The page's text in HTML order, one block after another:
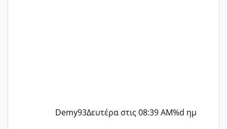
Demy93Δευτέρα στις 08:39 AM%d ημ